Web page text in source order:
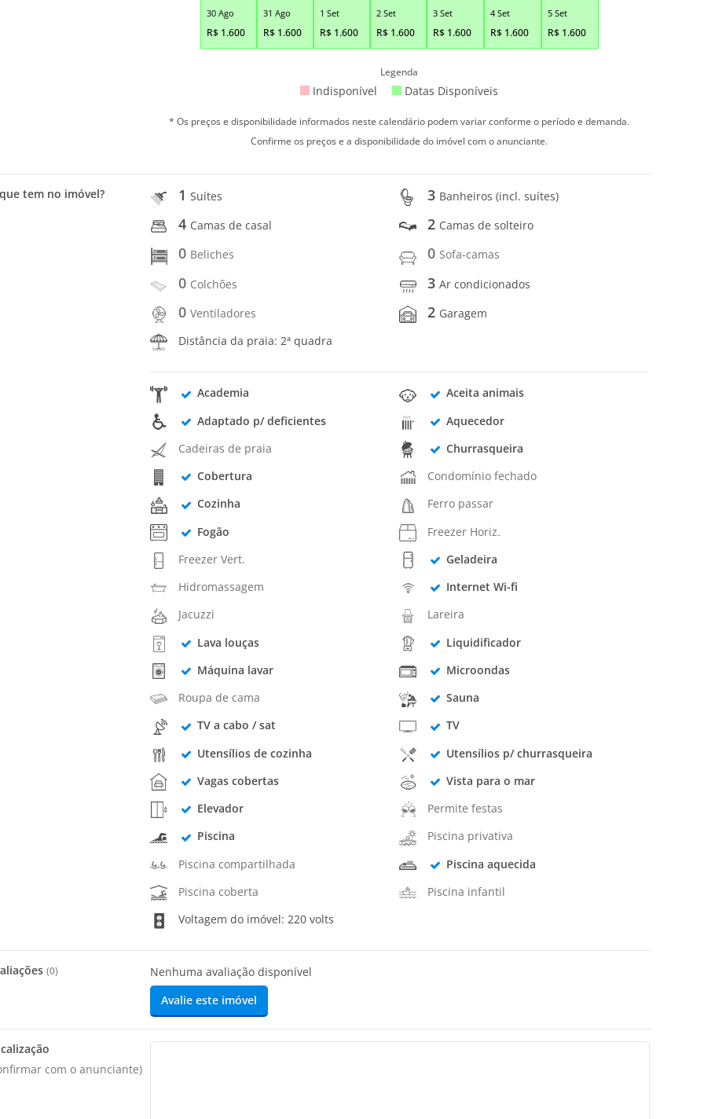
30 Ago
R$ 1.600
31 Ago
R$ 1.600
1 Set
R$ 1.600
2 Set
R$ 1.600
3 Set
R$ 1.600
4 Set
R$ 1.600
5 Set
R$ 1.600
Legenda
Indisponível Datas Disponíveis
* Os preços e disponibilidade informados neste calendário podem variar conforme o período e demanda.
Confirme os preços e a disponibilidade do imóvel com o anunciante.
tem no imóvel? 1Suítes 3 Banheiros (incl. suítes)
4 Camas de casal 2 Camas de solteiro
0 Beliches 0 Sofa-camas
0 Colchões 3Ar condicionados
0Ventiladores 2 Garagem
Distância da praia: 2ª quadra
Academia
Aceita animais
Adaptado p/ deficientes
Aquecedor
Cadeiras de praia
Churrasqueira
Cobertura
Condomínio fechado
Cozinha
Ferro passar
Fogão
Freezer Horiz.
Freezer Vert.
Geladeira
Hidromassagem
Internet Wi-fi
Jacuzzi
Lareira
Lava louças
Liquidificador
Máquina lavar
Microondas
Roupa de cama
Sauna
TV a cabo / sat
TV
Utensílios de cozinha
Utensílios p/ churrasqueira
Vagas cobertas
Vista para o mar
Elevador
Permite festas
Piscina
Piscina privativa
Piscina compartilhada
Piscina aquecida
Piscina coberta
Piscina infantil
Voltagem do imóvel: 220 volts
(0)
Nenhuma avaliação disponível
Avalie este imóvel
com o anunciante)